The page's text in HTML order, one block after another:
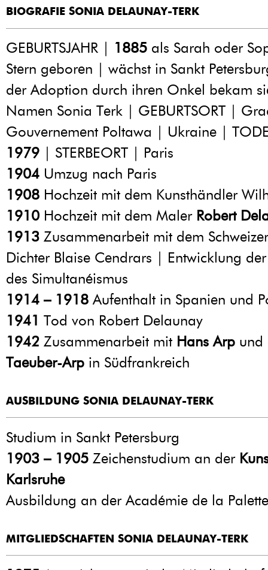
BIOGRAFIE SONIA DELAUNAY-TERK
GEBURTSJAHR | 1885 als Sarah oder
Stern geboren | wächst in Sankt
der Adoption durch ihren Onkel bekam
Namen Sonia Terk | GEBURTSORT |
Gouvernement Poltawa | Ukraine |
1979 | STERBEORT | Paris
1904 Umzug nach Paris
1908 Hochzeit mit dem Kunsthändler
1910 Hochzeit mit dem Maler Robert
1913 Zusammenarbeit mit dem Schweizer
Dichter Blaise Cendrars | Entwicklung
des Simultanéismus
1914 – 1918 Aufenthalt in Spanien und
1941 Tod von Robert Delaunay
1942 Zusammenarbeit mit Hans Arp und
Taeuber-Arp in Südfrankreich
AUSBILDUNG SONIA DELAUNAY-TERK
Studium in Sankt Petersburg
1903 – 1905 Zeichenstudium an der
Karlsruhe
Ausbildung an der Académie de la
MITGLIEDSCHAFTEN SONIA DELAUNAY-TERK